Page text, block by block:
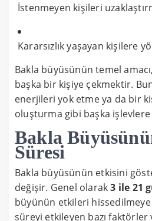
İstenmeyen kişileri
Kararsızlık yaşayan kişilere
Bakla büyüsünün temel
başka bir kişiye çekmektir.
enerjileri yok etme ya da bir
oluşturma gibi başka
Bakla
Süresi
Bakla büyüsünün etkisini
değişir. Genel olarak3 ile 21
büyünün etkileri hissedilmeye
süreyi etkileyen bazı faktörler